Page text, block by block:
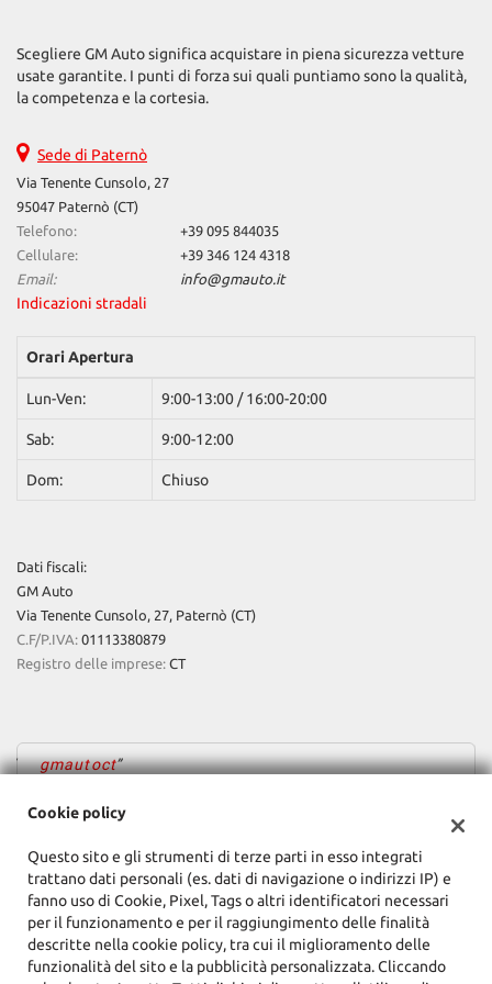
Scegliere GM Auto significa acquistare in piena sicurezza vetture
usate garantite. I punti di forza sui quali puntiamo sono la qualità,
la competenza e la cortesia.
Sede di Paternò
Via Tenente Cunsolo, 27
95047 Paternò (CT)
Telefono:
+39 095 844035
Cellulare:
+39 346 124 4318
Email:
info@gmauto.it
Indicazioni stradali
Orari Apertura
Lun-Ven: 9:00-13:00 / 16:00-20:00
Sab: 9:00-12:00
Dom: Chiuso
Dati fiscali:
GM Auto
Via Tenente Cunsolo, 27, Paternò (CT)
C.F/P.IVA: 01113380879
Registro delle imprese: CT
gmautoct
Cookie policy
Questo sito e gli strumenti di terze parti in esso integrati
trattano dati personali (es. dati di navigazione o indirizzi IP) e
fanno uso di Cookie, Pixel, Tags o altri identificatori necessari
per il funzionamento e per il raggiungimento delle finalità
descritte nella cookie policy, tra cui il miglioramento delle
funzionalità del sito e la pubblicità personalizzata. Cliccando
di
tracciamento
si
alla
cookie
Puoi
rivedere
e
modificare
le
scelte
qualsiasi
Cookie delle preferenze
Cookie analitici
Cookie di marketing
Leggi
la
cookie
policy